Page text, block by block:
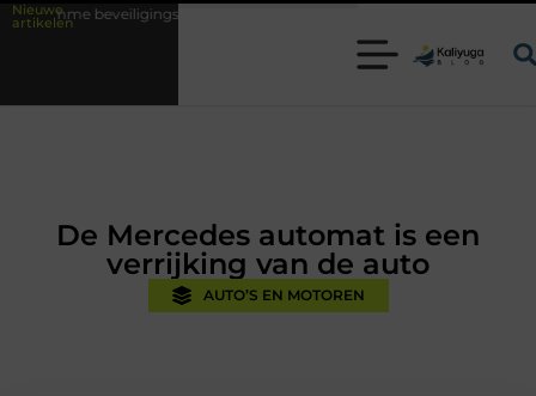
Nieuwe
artikelen met kennis uit de praktijk
De Mercedes automat is een
verrijking van de auto
AUTO’S EN MOTOREN